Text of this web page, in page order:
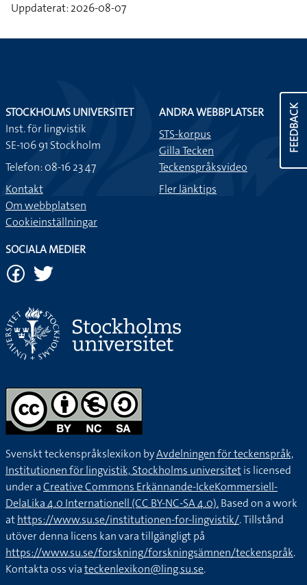
Uppdaterat: 2026-08-07
FEEDBACK
STOCKHOLMS UNIVERSITET
Inst. för lingvistik
SE-106 91 Stockholm
Telefon: 08-16 23 47
Kontakt
Om webbplatsen
Cookieinställningar
ANDRA WEBBPLATSER
STS-korpus
Gilla Tecken
Teckenspråksvideo
Fler länktips
SOCIALA MEDIER
Svenskt teckenspråkslexikon byAvdelningen för teckenspråk,
Institutionen för lingvistik, Stockholms universitetis licensed
under aCreative Commons Erkännande-IckeKommersiell-
DelaLika 4.0 Internationell (CC BY-NC-SA 4.0).Based on a work
athttps://www.su.se/institutionen-for-lingvistik/. Tillstånd
utöver denna licens kan vara tillgängligt på
https://www.su.se/forskning/forskningsämnen/teckenspråk.
Kontakta oss viateckenlexikon@ling.su.se.